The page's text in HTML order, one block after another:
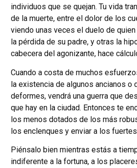
individuos que se quejan. Tu vida
de la muerte, entre el dolor de los
viendo unas veces el duelo de
la pérdida de su padre, y otras la
cabecera del agonizante, hace
Cuando a costa de muchos
la existencia de algunos ancianos o
deformes, vendrá una guerra que
que hay en la ciudad. Entonces te
los menos dotados de los más
los enclenques y enviar a los
Piénsalo bien mientras estás a
indiferente a la fortuna, a los